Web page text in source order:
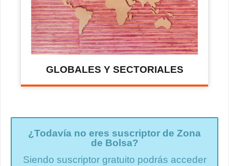
GLOBALES Y SECTORIALES
¿Todavía no eres suscriptor de Zona
de Bolsa?
Siendo suscriptor gratuito podrás acceder